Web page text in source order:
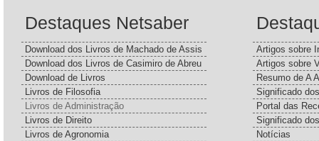
Destaques Netsaber
Download dos Livros de Machado de Assis
Download dos Livros de Casimiro de Abreu
Download de Livros
Livros de Filosofia
Livros de Administração
Livros de Direito
Livros de Agronomia
Artigos sobre
Artigos sobre
Resumo de A
Significado
Portal das
Significado
Notícias